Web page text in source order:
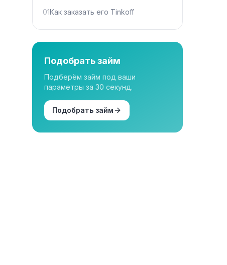
01Как заказать его Tinkoff
Подобрать займ
Подберём займ под ваши
параметры за 30 секунд.
Подобрать займ